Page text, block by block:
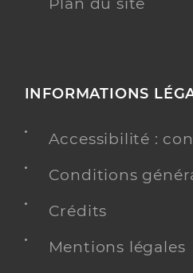
Plan du site
INFORMATIONS
Accessibilité :
Conditions
Crédits
Mentions légales